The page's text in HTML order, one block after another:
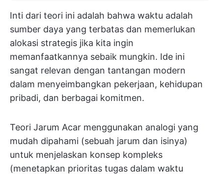
Inti dari teori ini adalah bahwa waktu adalah
sumber daya yang terbatas dan memerlukan
alokasi strategis jika kita ingin
memanfaatkannya sebaik mungkin. Ide ini
sangat relevan dengan tantangan modern
dalam menyeimbangkan pekerjaan, kehidupan
pribadi, dan berbagai komitmen.
Teori Jarum Acar menggunakan analogi yang
mudah dipahami (sebuah jarum dan isinya)
untuk menjelaskan konsep kompleks
(menetapkan prioritas tugas dalam waktu